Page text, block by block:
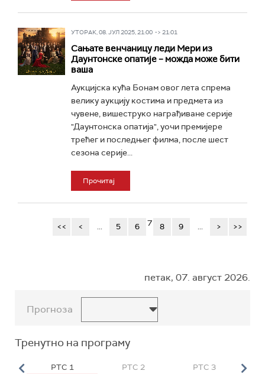
УТОРАК, 08. ЈУЛ 2025, 21:00 -> 21:01
Сањате венчаницу леди Мери из
Даунтонске опатије – можда може бити
ваша
Аукцијска кућа Бонам овог лета спрема
велику аукцију костима и предмета из
чувене, вишеструко награђиване серије
"Даунтонска опатија", уочи премијере
трећег и последњег филма, после шест
сезона серије...
Прочитај
<< < ... 5 6 7 8 9 ... > >>
петак, 07. август 2026.
Прогноза
Тренутно на програму
РТС 1 РТС 2 РТС 3